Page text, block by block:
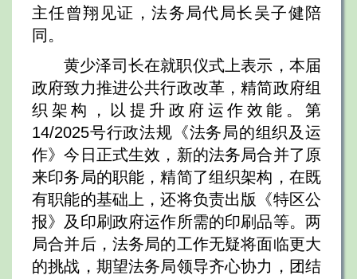
主任曾翔见证，法务局代局长吴子健陪
同。
黄少泽司长在就职仪式上表示，本届
政府致力推进公共行政改革，精简政府组
织架构，以提升政府运作效能。第
14/2025号行政法规《法务局的组织及运
作》今日正式生效，新的法务局合并了原
来印务局的职能，精简了组织架构，在既
有职能的基础上，还将负责出版《特区公
报》及印刷政府运作所需的印刷品等。两
局合并后，法务局的工作无疑将面临更大
的挑战，期望法务局领导齐心协力，团结